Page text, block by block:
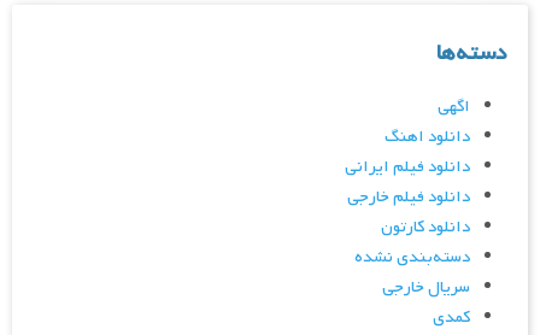
دسته‌ها
اگهی
دانلود اهنگ
دانلود فیلم ایرانی
دانلود فیلم خارجی
دانلود کارتون
دسته‌بندی نشده
سریال خارجی
کمدی